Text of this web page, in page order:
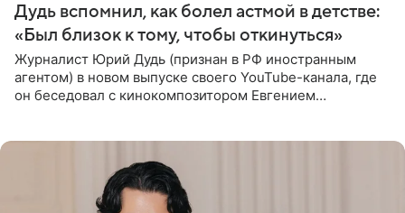
Дудь вспомнил, как болел астмой в детстве:
«Был близок к тому, чтобы откинуться»
Журналист Юрий Дудь (признан в РФ иностранным
агентом) в новом выпуске своего YouTube-канала, где
он беседовал с кинокомпозитором Евгением